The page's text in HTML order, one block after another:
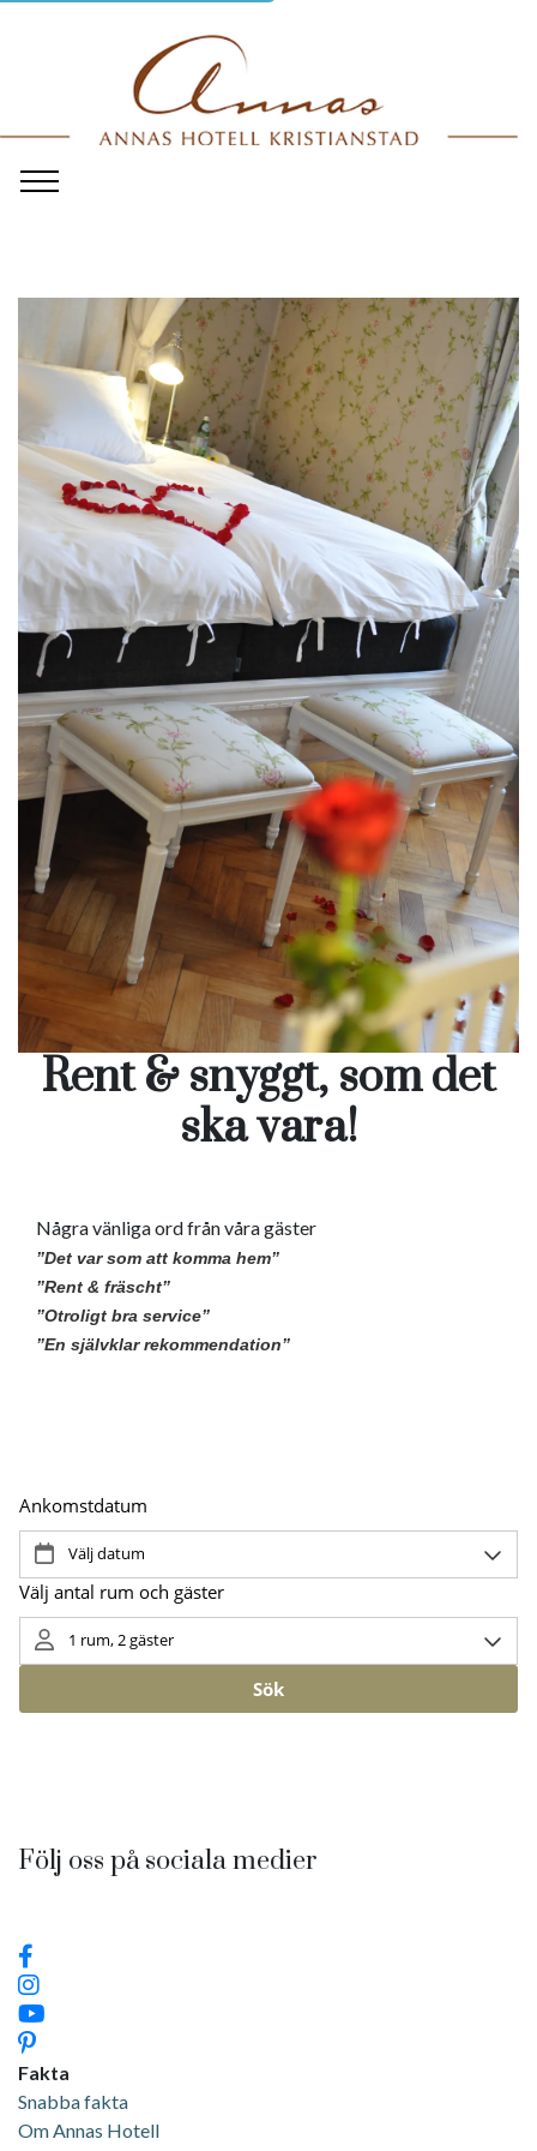
Pause
Rent & snyggt, som det
ska vara!
Några vänliga ord från våra gäster
”Det var som att komma hem”
”Rent & fräscht”
”Otroligt bra service”
”En självklar rekommendation”
Följ oss på sociala medier
Fakta
Snabba fakta
Om Annas Hotell